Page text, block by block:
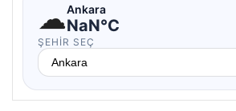
☁Ankara
NaN°C
ŞEHIR SEÇ